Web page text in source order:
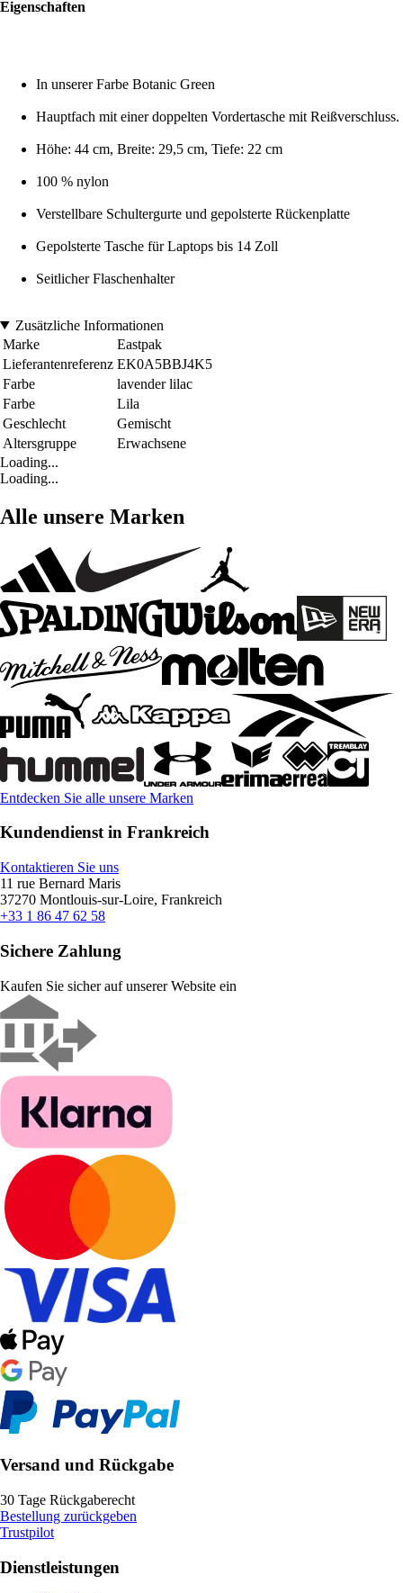
Eigenschaften
In unserer Farbe Botanic Green
Hauptfach mit einer doppelten Vordertasche mit Reißverschluss.
Höhe: 44 cm, Breite: 29,5 cm, Tiefe: 22 cm
100 % nylon
Verstellbare Schultergurte und gepolsterte Rückenplatte
Gepolsterte Tasche für Laptops bis 14 Zoll
Seitlicher Flaschenhalter
Zusätzliche Informationen
Marke
Eastpak
Lieferantenreferenz EK0A5BBJ4K5
Farbe
lavender lilac
Farbe
Lila
Geschlecht
Gemischt
Altersgruppe
Erwachsene
Loading...
Loading...
Alle unsere Marken
Entdecken Sie alle unsere Marken
Kundendienst in Frankreich
Kontaktieren Sie uns
11 rue Bernard Maris
37270 Montlouis-sur-Loire, Frankreich
+33 1 86 47 62 58
Sichere Zahlung
Kaufen Sie sicher auf unserer Website ein
Versand und Rückgabe
30 Tage Rückgaberecht
Bestellung zurückgeben
Trustpilot
Dienstleistungen